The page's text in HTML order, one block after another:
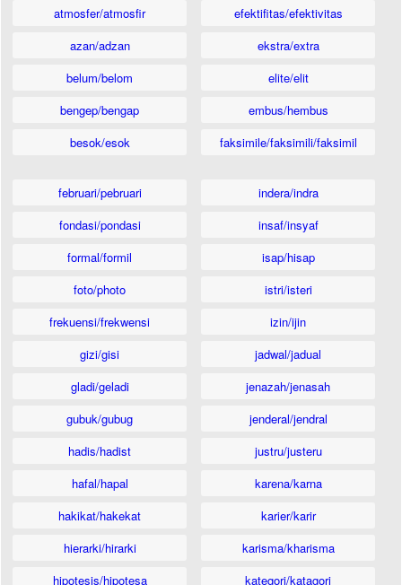
atmosfer/atmosfir
azan/adzan
belum/belom
bengep/bengap
besok/esok
efektifitas/efektivitas
ekstra/extra
elite/elit
embus/hembus
faksimile/faksimili/faksimil
februari/pebruari
fondasi/pondasi
formal/formil
foto/photo
frekuensi/frekwensi
gizi/gisi
gladi/geladi
gubuk/gubug
hadis/hadist
hafal/hapal
hakikat/hakekat
hierarki/hirarki
hipotesis/hipotesa
indera/indra
insaf/insyaf
isap/hisap
istri/isteri
izin/ijin
jadwal/jadual
jenazah/jenasah
jenderal/jendral
justru/justeru
karena/karna
karier/karir
karisma/kharisma
kategori/katagori